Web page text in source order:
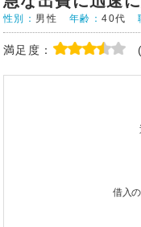
性別： 男性 年齢：40代
満足度：